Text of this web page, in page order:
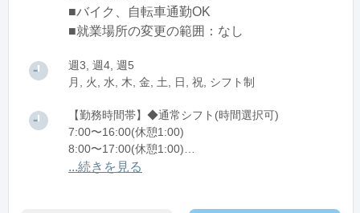
■バイク、自転車通勤OK
■就業場所の変更の範囲：なし
週3, 週4, 週5
月, 火, 水, 木, 金, 土, 日, 祝, シフト制
【勤務時間帯】◆通常シフト(時間選択可)
7:00〜16:00(休憩1:00)
8:00〜17:00(休憩1:00)
12:00〜21:00(休憩1:00)
...続きを見る